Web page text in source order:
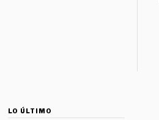
LO ÚLTIMO